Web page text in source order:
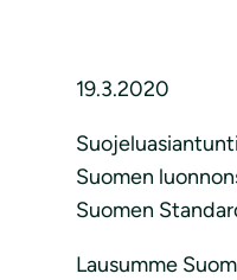
19.3.2020
Suomen
Suomen
Lausumme